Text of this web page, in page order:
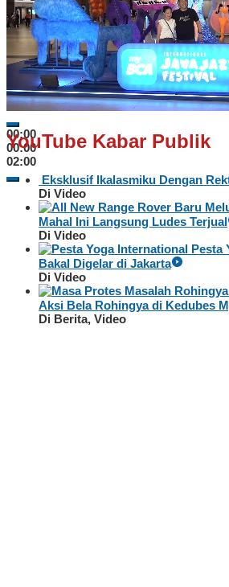
00:00
00:00
02:00
YouTube Kabar Publik
Eksklusif Ikalasmiku Dengan
Di Video
Baru
Mahal Ini Langsung Ludes Terjual
Di Video
Pesta
Bakal Digelar di Jakarta
Di Video
Aksi Bela Rohingya di Kedubes
Di Berita, Video